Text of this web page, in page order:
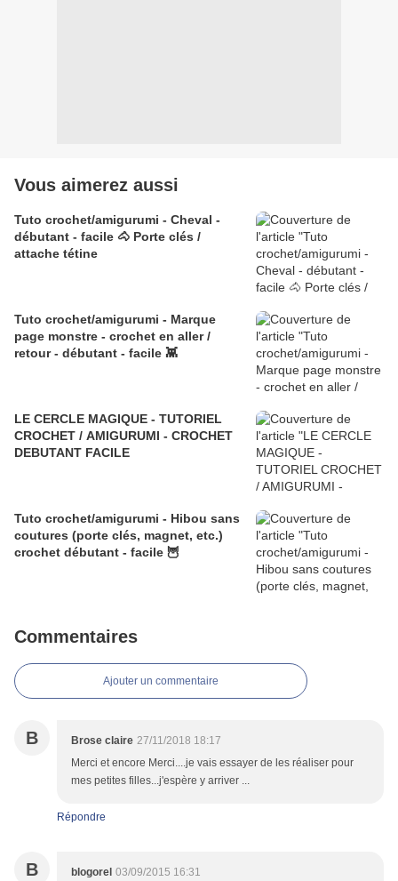
Vous aimerez aussi
Tuto crochet/amigurumi - Cheval -
débutant - facile 🐴 Porte clés /
attache tétine
Tuto crochet/amigurumi - Marque
page monstre - crochet en aller /
retour - débutant - facile 👾
LE CERCLE MAGIQUE - TUTORIEL
CROCHET / AMIGURUMI - CROCHET
DEBUTANT FACILE
Tuto crochet/amigurumi - Hibou sans
coutures (porte clés, magnet, etc.)
crochet débutant - facile 🦉
Commentaires
Ajouter un commentaire
B Brose claire 27/11/2018 18:17
Merci et encore Merci....je vais essayer de les réaliser pour
mes petites filles...j'espère y arriver ...
Répondre
B blogorel 03/09/2015 16:31